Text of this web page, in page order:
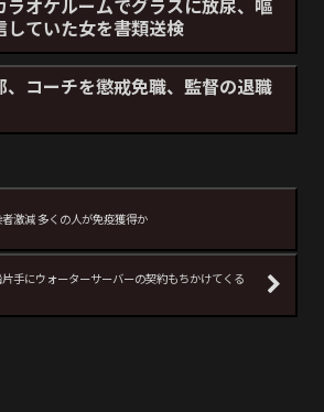
ラオケルームでグラスに放尿、嘔
していた女を書類送検
、コーチを懲戒免職、監督の退職
者激減 多くの人が免疫獲得か
手にウォーターサーバーの契約もちかけてくる